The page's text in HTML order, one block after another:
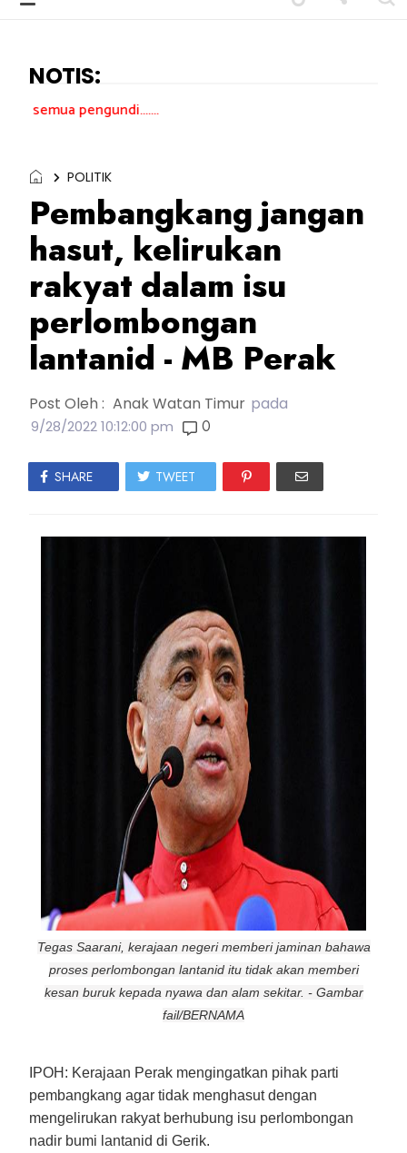
NOTIS:
POLITIK
Pembangkang jangan
hasut, kelirukan
rakyat dalam isu
perlombongan
lantanid - MB Perak
Post Oleh : Anak Watan Timur pada
9/28/2022 10:12:00 pm 0
SHARE TWEET
Tegas Saarani, kerajaan negeri memberi jaminan bahawa
proses perlombongan lantanid itu tidak akan memberi
kesan buruk kepada nyawa dan alam sekitar. - Gambar
fail/BERNAMA
IPOH: Kerajaan Perak mengingatkan pihak parti
pembangkang agar tidak menghasut dengan
mengelirukan rakyat berhubung isu perlombongan
nadir bumi lantanid di Gerik.